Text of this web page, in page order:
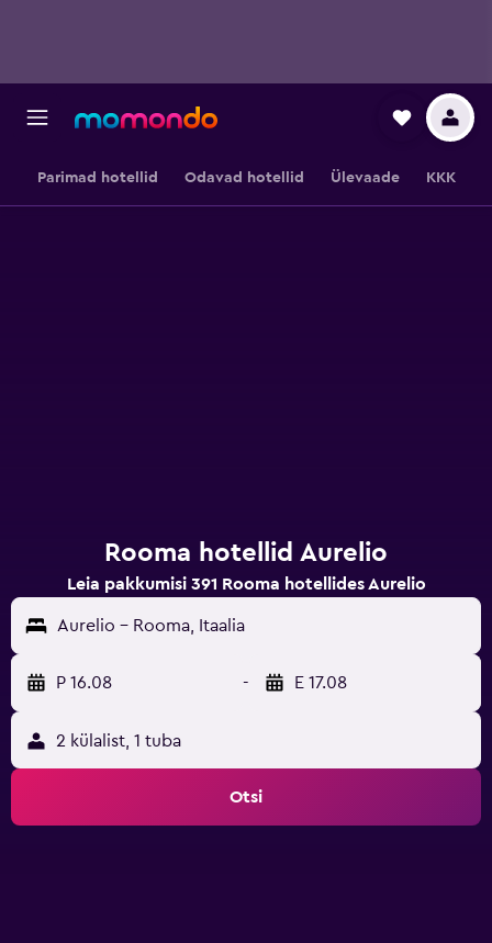
Parimad hotellid Odavad hotellid Ülevaade KKK
Rooma hotellid Aurelio
Leia pakkumisi 391 Rooma hotellides Aurelio
Aurelio - Rooma, Itaalia
P 16.08 - E 17.08
2 külalist, 1 tuba
Otsi